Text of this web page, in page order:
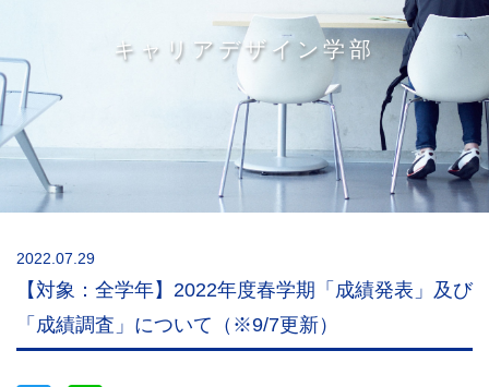
キャリアデザイン学部
2022.07.29
【対象：全学年】2022年度春学期「成績発表」及び
「成績調査」について（※9/7更新）